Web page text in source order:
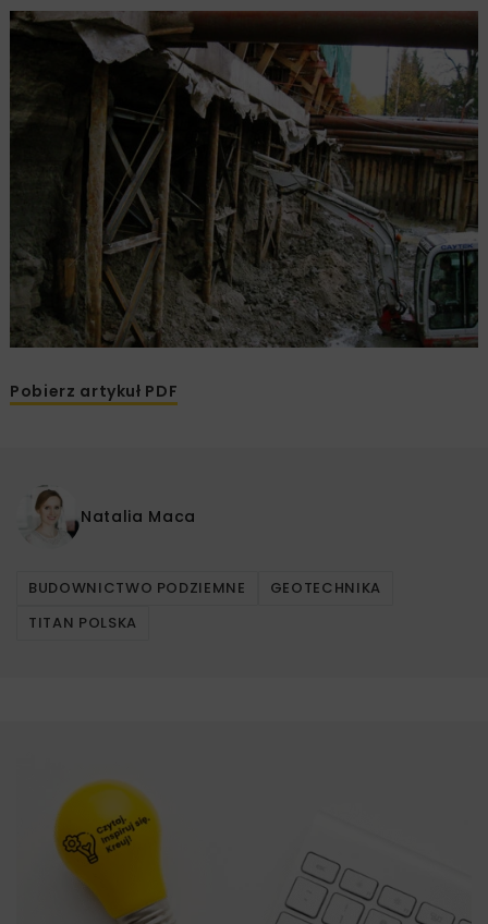
Pobierz artykuł PDF
Natalia Maca
BUDOWNICTWO PODZIEMNE
GEOTECHNIKA
TITAN POLSKA